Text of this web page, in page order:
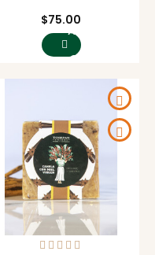
Precio
$75.00
AGREGAR
CARRITO